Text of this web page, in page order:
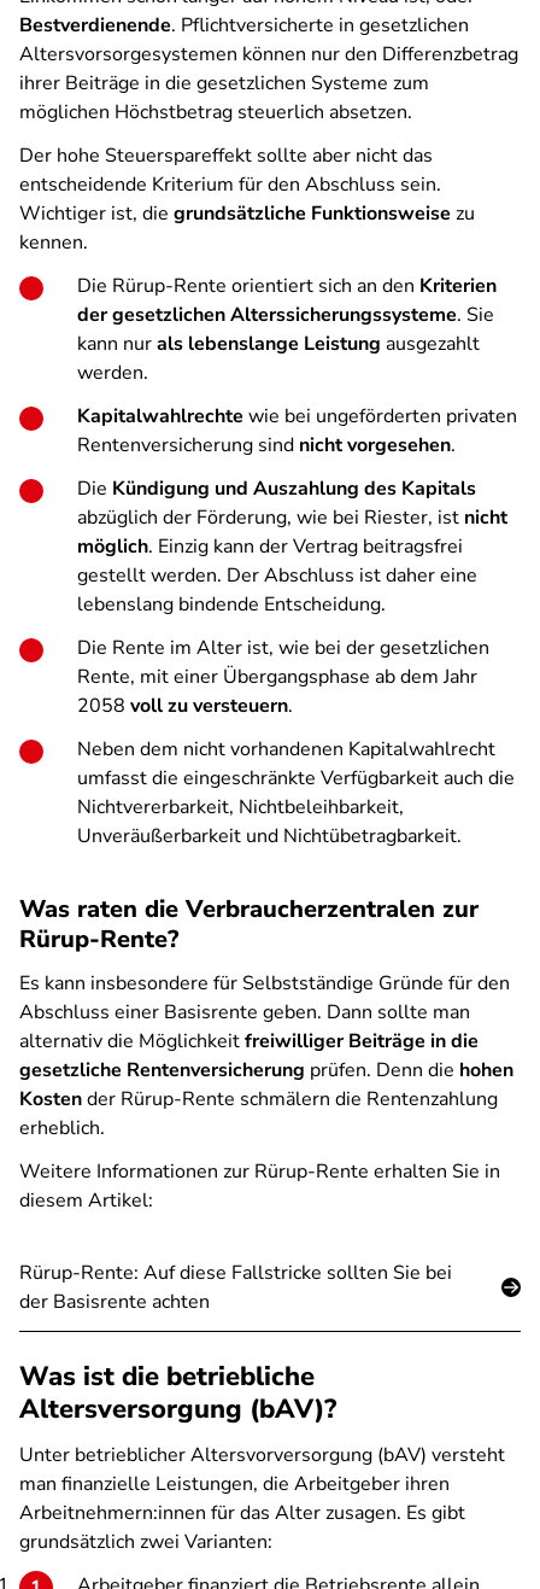
Bestverdienende. Pflichtversicherte in gesetzlichen
Altersvorsorgesystemen können nur den Differenzbetrag
ihrer Beiträge in die gesetzlichen Systeme zum
möglichen Höchstbetrag steuerlich absetzen.
Der hohe Steuerspareffekt sollte aber nicht das
entscheidende Kriterium für den Abschluss sein.
Wichtiger ist, die grundsätzliche Funktionsweise zu
kennen.
Die Rürup-Rente orientiert sich an den Kriterien
der gesetzlichen Alterssicherungssysteme. Sie
kann nurals lebenslange Leistung ausgezahlt
werden.
Kapitalwahlrechte wie bei ungeförderten privaten
Rentenversicherung sind nicht vorgesehen.
Die Kündigung und Auszahlung des Kapitals
abzüglich der Förderung, wie bei Riester, ist nicht
möglich. Einzig kann der Vertrag beitragsfrei
gestellt werden. Der Abschluss ist daher eine
lebenslang bindende Entscheidung.
Die Rente im Alter ist, wie bei der gesetzlichen
Rente, mit einer Übergangsphase ab dem Jahr
2058 voll zu versteuern.
Neben dem nicht vorhandenen Kapitalwahlrecht
umfasst die eingeschränkte Verfügbarkeit auch die
Nichtvererbarkeit, Nichtbeleihbarkeit,
Unveräußerbarkeit und Nichtübetragbarkeit.
Was raten die Verbraucherzentralen zur
Rürup-Rente?
Es kann insbesondere für Selbstständige Gründe für den
Abschluss einer Basisrente geben. Dann sollte man
alternativ die Möglichkeitfreiwilliger Beiträge in die
gesetzliche Rentenversicherung prüfen. Denn die hohen
Kostender Rürup-Rente schmälern die Rentenzahlung
erheblich.
Weitere Informationen zur Rürup-Rente erhalten Sie in
diesem Artikel:
Rürup-Rente: Auf diese Fallstricke sollten Sie bei
der Basisrente achten
Was ist die betriebliche
Altersversorgung (bAV)?
Unter betrieblicher Altersvorversorgung (bAV) versteht
man finanzielle Leistungen, die Arbeitgeber ihren
Arbeitnehmern:innen für das Alter zusagen. Es gibt
grundsätzlich zwei Varianten: